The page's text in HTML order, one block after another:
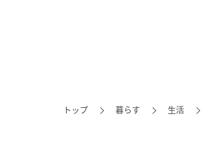
トップ 暮らす 生活